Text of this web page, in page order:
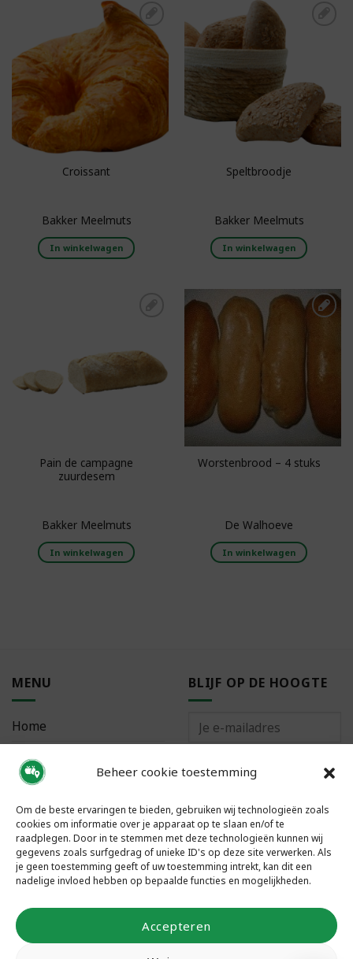
Beheer cookie toestemming
Om de beste ervaringen te bieden, gebruiken wij technologieën zoals
cookies om informatie over je apparaat op te slaan en/of te
raadplegen. Door in te stemmen met deze technologieën kunnen wij
gegevens zoals surfgedrag of unieke ID's op deze site verwerken. Als
je geen toestemming geeft of uw toestemming intrekt, kan dit een
nadelige invloed hebben op bepaalde functies en mogelijkheden.
Accepteren
Toevoegen aan
boodschappenlijst
Croissant
Bakker Meelmuts
In winkelwagen
Toevoegen aan
boodschappenlijst
Speltbroodje
Bakker Meelmuts
In winkelwagen
Pain de campagne
zuurdesem
Bakker Meelmuts
In winkelwagen
Toevoegen aan
Worstenbrood – 4 stuks
De Walhoeve
In winkelwagen
MENU
Home
Bestellen
Meest gestelde vragen
BLIJF OP DE HOOGTE
VOLG ONS